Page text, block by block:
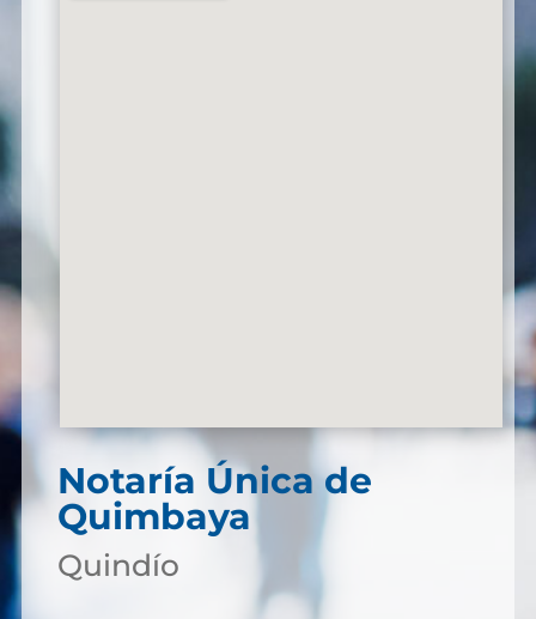
Notaría Única de
Quimbaya
Quindío